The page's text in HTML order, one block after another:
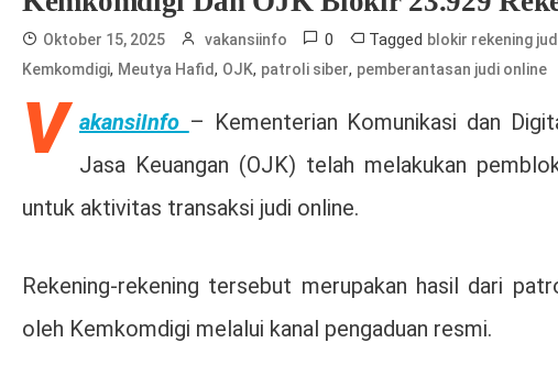
Oktober 15, 2025 vakansiinfo 0 Tagged blokir rekening
Kemkomdigi, Meutya Hafid, OJK, patroli siber, pemberantasan judi online
V akansiInfo – Kementerian Komunikasi dan
Jasa Keuangan (OJK) telah melakukan
untuk aktivitas transaksi judi online.
Rekening-rekening tersebut merupakan hasil dari
oleh Kemkomdigi melalui kanal pengaduan resmi.